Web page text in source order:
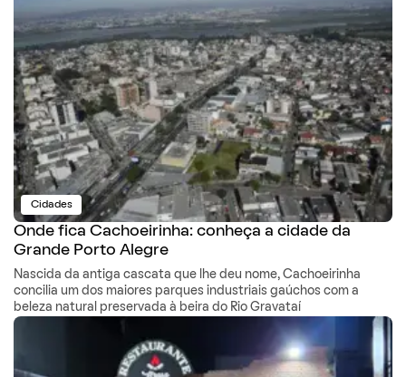
Cidades
Onde fica Cachoeirinha: conheça a cidade da
Grande Porto Alegre
Nascida da antiga cascata que lhe deu nome, Cachoeirinha
concilia um dos maiores parques industriais gaúchos com a
beleza natural preservada à beira do Rio Gravataí